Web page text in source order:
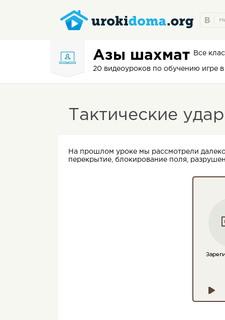
Азы шахмат Все
20 видеоуроков по обучению игре
Тактические
На прошлом уроке мы рассмотрели
перекрытие, блокирование поля,